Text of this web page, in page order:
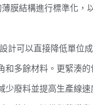
膜結構進行標準化，
計可以直接降低單位成
和多餘材料。更緊湊的
少廢料並提高生產線